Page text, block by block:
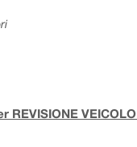
REVISIONE VEICOLO